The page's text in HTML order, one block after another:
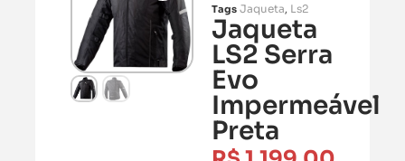
Tags Jaqueta, Ls2
Jaqueta
LS2 Serra
Evo
Impermeável
Preta